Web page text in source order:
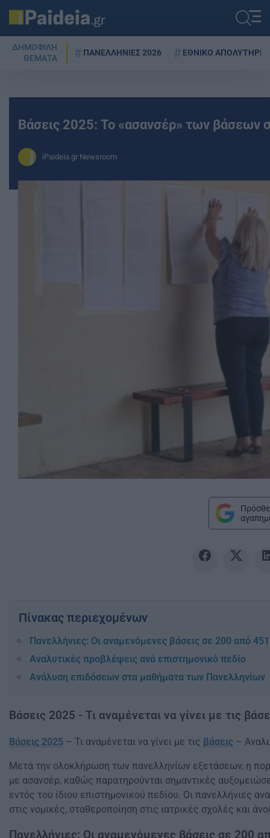
ΔΗΜΟΦΙΛΗ
ΘΕΜΑΤΑ
ΠΑΝΕΛΛΗΝΙΕΣ 2026 ΕΘΝΙΚΟ ΑΠΟΛΥΤΗΡΙΟ
Βάσεις 2025: Το «ασανσέρ» των βάσεων
iPaideia.gr Newsroom
Πίνακας περιεχομένων
Πανελλήνιες: Οι αναμενόμενες βάσεις σε 200 από
Αναλυτικές προβλέψεις ανά επιστημονικό πεδίο
Ανάλυση επιδόσεων στα μαθήματα των Πανελληνίων
Βάσεις 2025 - Τι αναμένεται να γίνει με τις
Βάσεις 2025 – Τι αναμένεται να γίνει με τις βάσεις –
Μετά την ολοκλήρωση των πανελληνίων εξετάσεων, η
με ασανσέρ, καθώς παρατηρούνται σημαντικές
εντός του ίδιου επιστημονικού πεδίου. Οι πανελλήνιες
στις νομικές, σταθεροποίηση στις ιατρικές σχολές και
Πανελλήνιες: Οι αναμενόμενες βάσεις σε 200